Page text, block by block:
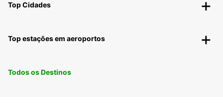
Top Cidades
Top estações em aeroportos
Todos os Destinos